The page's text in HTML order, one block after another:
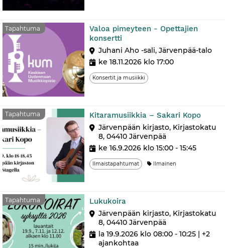
Tapahtuma
Valoa pimeyteen - Opettajien
konsertti
Juhani Aho -sali, Järvenpää-talo
ke 18.11.2026 klo 17:00
Konsertit ja musiikki
Tapahtuma Kitaramusiikkia – Sakari Kopo
Järvenpään kirjasto, Kirjastokatu
8, 04410 Järvenpää
ke 16.9.2026 klo 15:00 - 15:45
Ilmaistapahtumat Ilmainen
Tapahtuma Lukukoira
Järvenpään kirjasto, Kirjastokatu
8, 04410 Järvenpää
la 19.9.2026 klo 08:00 - 10:25 | +2
ajankohtaa